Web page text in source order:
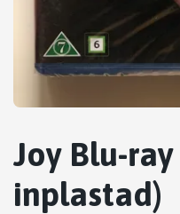
Joy Blu-
inplastad)